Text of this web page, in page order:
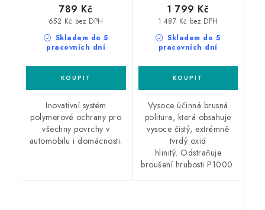
Skladem do 5
pracovních dní
652 Kč bez DPH
789 Kč
Inovativní systém
polymerové ochrany pro
všechny povrchy v
automobilu i domácnosti.
Skladem do 5
pracovních dní
1 487 Kč bez DPH
1 799 Kč
Vysoce účinná brusná
politura, která obsahuje
vysoce čistý, extrémně
tvrdý oxid
hlinitý. Odstraňuje
broušení hrubosti P1000.